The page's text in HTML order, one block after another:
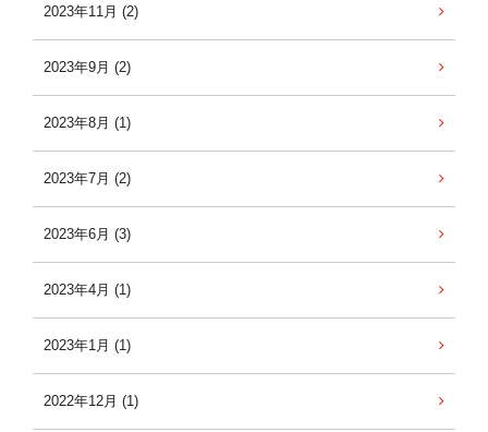
2023年11月 (2)
2023年9月 (2)
2023年8月 (1)
2023年7月 (2)
2023年6月 (3)
2023年4月 (1)
2023年1月 (1)
2022年12月 (1)